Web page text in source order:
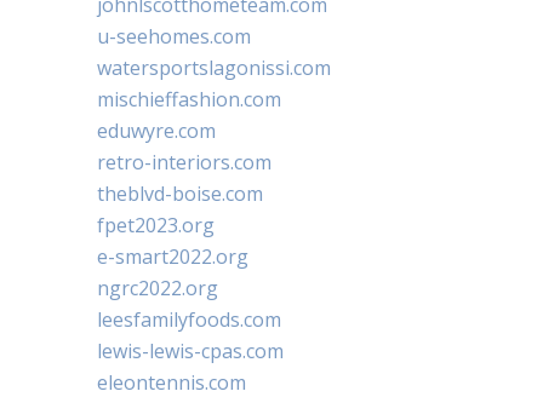
u-seehomes.com
watersportslagonissi.com
mischieffashion.com
eduwyre.com
retro-interiors.com
theblvd-boise.com
fpet2023.org
e-smart2022.org
ngrc2022.org
leesfamilyfoods.com
lewis-lewis-cpas.com
eleontennis.com